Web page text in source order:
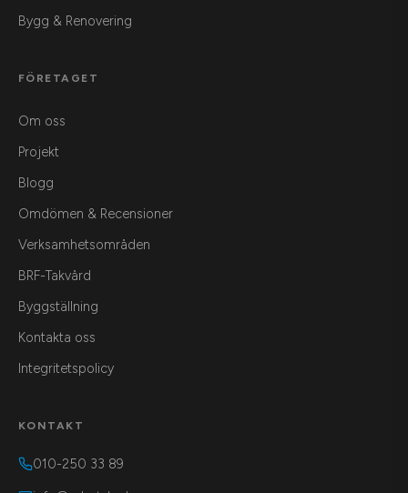
Bygg & Renovering
FÖRETAGET
Om oss
Projekt
Blogg
Omdömen & Recensioner
Verksamhetsområden
BRF-Takvård
Byggställning
Kontakta oss
Integritetspolicy
KONTAKT
010-250 33 89